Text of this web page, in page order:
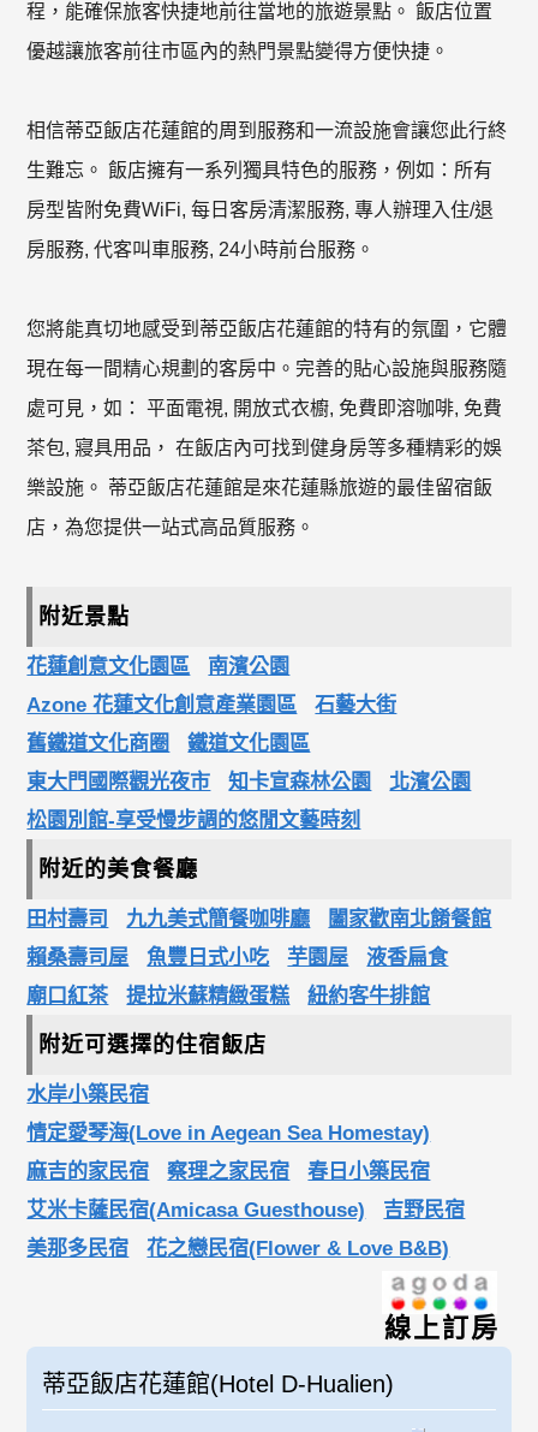
程，能確保旅客快捷地前往當地的旅遊景點。 飯店位置
優越讓旅客前往市區內的熱門景點變得方便快捷。
相信蒂亞飯店花蓮館的周到服務和一流設施會讓您此行終
生難忘。 飯店擁有一系列獨具特色的服務，例如：所有
房型皆附免費WiFi, 每日客房清潔服務, 專人辦理入住/退
房服務, 代客叫車服務, 24小時前台服務。
您將能真切地感受到蒂亞飯店花蓮館的特有的氛圍，它體
現在每一間精心規劃的客房中。完善的貼心設施與服務隨
處可見，如： 平面電視, 開放式衣櫥, 免費即溶咖啡, 免費
茶包, 寢具用品， 在飯店內可找到健身房等多種精彩的娛
樂設施。 蒂亞飯店花蓮館是來花蓮縣旅遊的最佳留宿飯
店，為您提供一站式高品質服務。
附近景點
花蓮創意文化園區
南濱公園
Azone 花蓮文化創意產業園區
石藝大街
舊鐵道文化商圈
鐵道文化園區
東大門國際觀光夜市
知卡宣森林公園
北濱公園
松園別館-享受慢步調的悠閒文藝時刻
附近的美食餐廳
田村壽司 九九美式簡餐咖啡廳
闔家歡南北餚餐館
賴桑壽司屋
魚豐日式小吃 芋園屋
液香扁食
廟口紅茶
提拉米蘇精緻蛋糕 紐約客牛排館
附近可選擇的住宿飯店
水岸小築民宿
情定愛琴海(Love in Aegean Sea Homestay)
麻吉的家民宿
察理之家民宿
春日小築民宿
艾米卡薩民宿(Amicasa Guesthouse)
吉野民宿
美那多民宿
花之戀民宿(Flower & Love B&B)
線上訂房
蒂亞飯店花蓮館(Hotel D-Hualien)